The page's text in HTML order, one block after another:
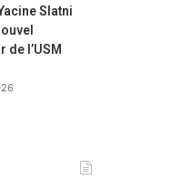
Slatni
de l’USM